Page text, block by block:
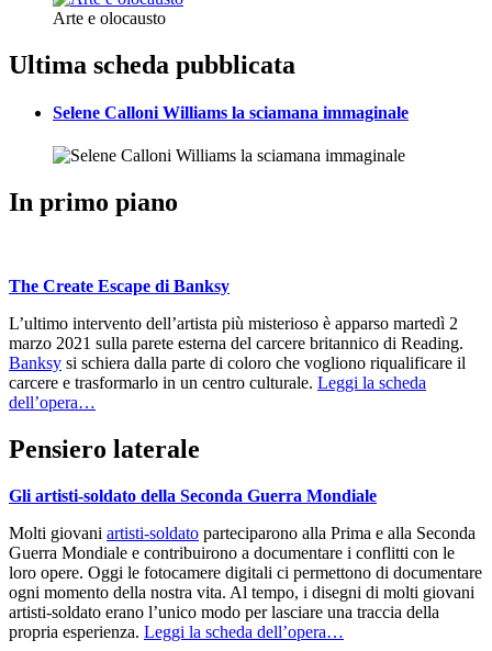
Arte e olocausto
Ultima scheda pubblicata
Selene Calloni Williams la sciamana immaginale
In primo piano
The Create Escape di Banksy
L’ultimo intervento dell’artista più misterioso è apparso martedì 2
marzo 2021 sulla parete esterna del carcere britannico di Reading.
Banksy si schiera dalla parte di coloro che vogliono riqualificare il
carcere e trasformarlo in un centro culturale. Leggi la scheda
dell’opera…
Pensiero laterale
Gli artisti-soldato della Seconda Guerra Mondiale
Molti giovani artisti-soldato parteciparono alla Prima e alla Seconda
Guerra Mondiale e contribuirono a documentare i conflitti con le
loro opere. Oggi le fotocamere digitali ci permettono di documentare
ogni momento della nostra vita. Al tempo, i disegni di molti giovani
artisti-soldato erano l’unico modo per lasciare una traccia della
propria esperienza. Leggi la scheda dell’opera…